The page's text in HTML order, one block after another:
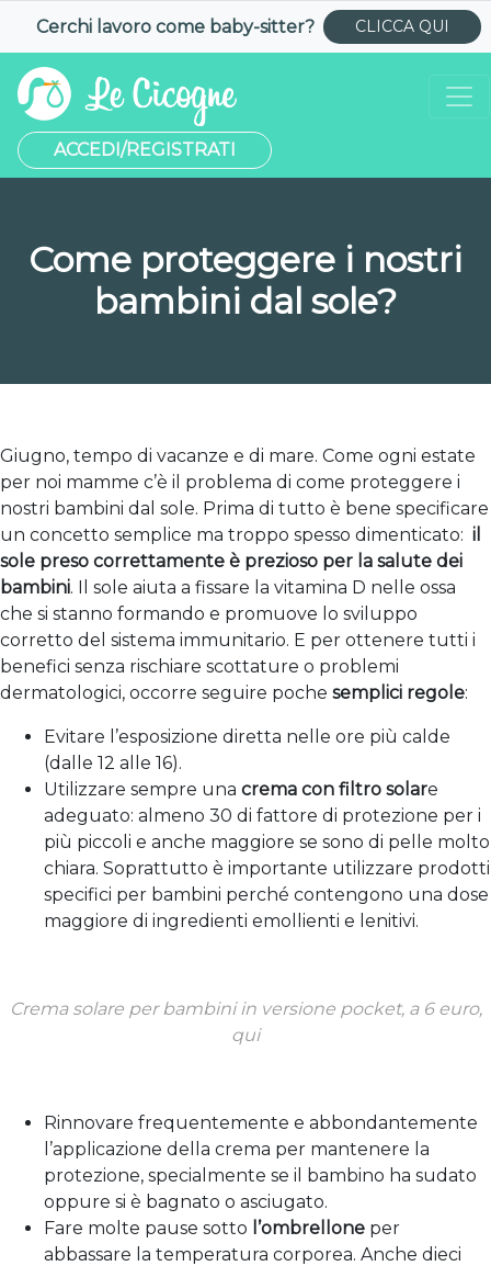
Cerchi lavoro come baby-sitter? CLICCA QUI
ACCEDI/REGISTRATI
Come proteggere i nostri
bambini dal sole?
Giugno, tempo di vacanze e di mare. Come ogni estate
per noi mamme c’è il problema di come proteggere i
nostri bambini dal sole. Prima di tutto è bene specificare
un concetto semplice ma troppo spesso dimenticato: il
sole preso correttamente è prezioso per la salute dei
bambini. Il sole aiuta a fissare la vitamina D nelle ossa
che si stanno formando e promuove lo sviluppo
corretto del sistema immunitario. E per ottenere tutti i
benefici senza rischiare scottature o problemi
dermatologici, occorre seguire poche semplici regole:
Evitare l’esposizione diretta nelle ore più calde
(dalle 12 alle 16).
Utilizzare sempre una crema con filtro solare
adeguato: almeno 30 di fattore di protezione per i
più piccoli e anche maggiore se sono di pelle molto
chiara. Soprattutto è importante utilizzare prodotti
specifici per bambini perché contengono una dose
maggiore di ingredienti emollienti e lenitivi.
Crema solare per bambini in versione pocket, a 6 euro,
qui
Rinnovare frequentemente e abbondantemente
l’applicazione della crema per mantenere la
protezione, specialmente se il bambino ha sudato
oppure si è bagnato o asciugato.
Fare molte pause sotto l’ombrellone per
abbassare la temperatura corporea. Anche dieci